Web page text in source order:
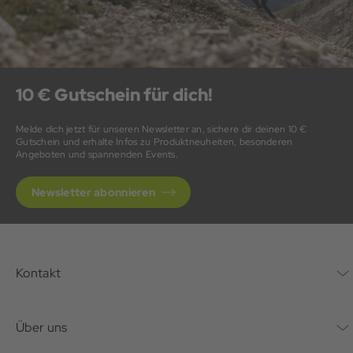
10 € Gutschein für dich!
Melde dich jetzt für unseren Newsletter an, sichere dir deinen 10 €
Gutschein und erhalte Infos zu Produktneuheiten, besonderen
Angeboten und spannenden Events.
Newsletter abonnieren
Kontakt
Über uns